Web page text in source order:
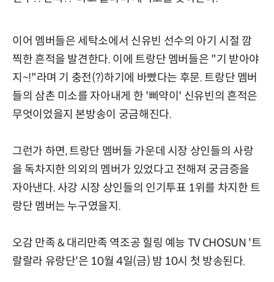
이어 멤버들은 세탁소에서 신유빈 선수의 아기 시절 깜
찍한 흔적을 발견한다. 이에 트랑단 멤버들은 "기 받아야
지~!"라며 기 충전(?)하기에 바빴다는 후문. 트랑단 멤버
들의 삼촌 미소를 자아내게 한 '삐약이' 신유빈의 흔적은
무엇이었을지 본방송이 궁금해진다.
그런가 하면, 트랑단 멤버들 가운데 시장 상인들의 사랑
을 독차지한 의외의 멤버가 있었다고 전해져 궁금증을
자아낸다. 사강 시장 상인들의 인기투표 1위를 차지한 트
랑단 멤버는 누구였을지.
오감 만족 & 대리만족 역조공 힐링 예능 TV CHOSUN '트
랄랄라 유랑단'은 10월 4일(금) 밤 10시 첫 방송된다.